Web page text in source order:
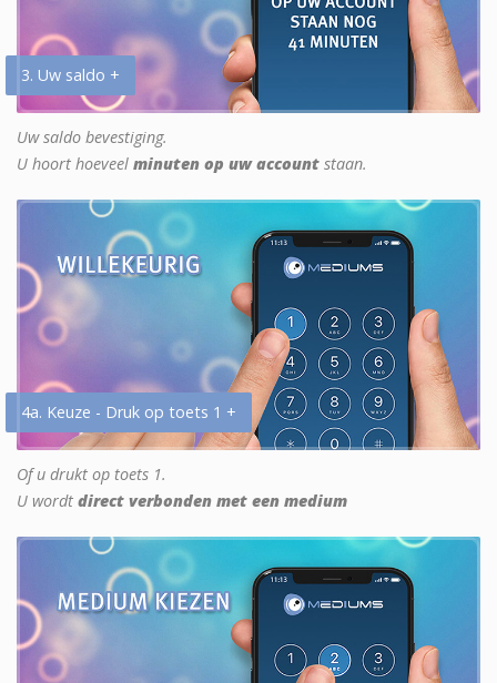
3. Uw saldo +
Uw saldo bevestiging.
U hoort hoeveel minuten op uw account staan.
4a. Keuze - Druk op toets 1 +
Of u drukt op toets 1.
U wordt direct verbonden met een medium